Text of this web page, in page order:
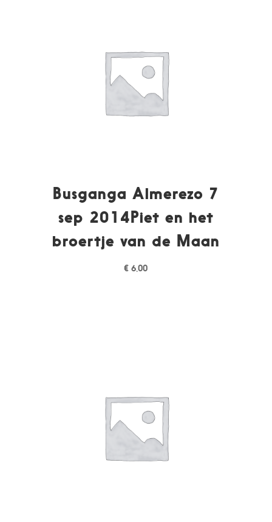
Busganga Almerezo 7
sep 2014Piet en het
broertje van de Maan
€ 6,00